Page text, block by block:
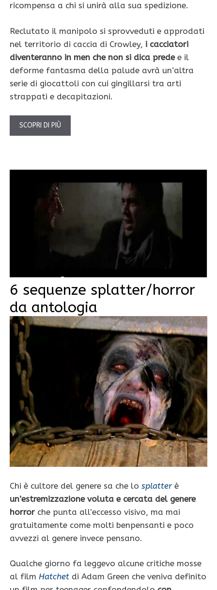
ricompensa a chi si unirà alla sua spedizione.
Reclutato il manipolo si sprovveduti e approdati
nel territorio di caccia di Crowley, i cacciatori
diventeranno in men che non si dica prede e il
deforme fantasma della palude avrà un’altra
serie di giocattoli con cui gingillarsi tra arti
strappati e decapitazioni.
SCOPRI DI PIÙ
6 sequenze splatter/horror
da antologia
Chi è cultore del genere sa che lo splatterè
un’estremizzazione voluta e cercata del genere
horror che punta all’eccesso visivo, ma mai
gratuitamente come molti benpensanti e poco
avvezzi al genere invece pensano.
Qualche giorno fa leggevo alcune critiche mosse
al film Hatchet di Adam Green che veniva definito